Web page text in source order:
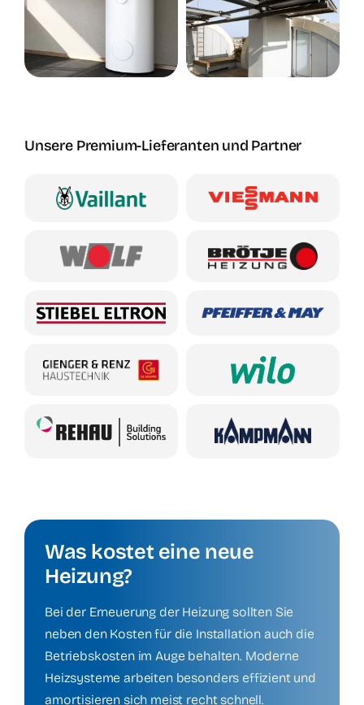
Unsere Premium-Lieferanten und Partner
Was kostet eine neue
Heizung?
Bei der Erneuerung der Heizung sollten Sie
neben den Kosten für die Installation auch die
Betriebskosten im Auge behalten. Moderne
Heizsysteme arbeiten besonders effizient und
amortisieren sich meist recht schnell.